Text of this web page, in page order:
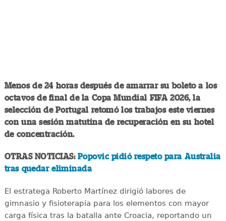
Menos de 24 horas después de amarrar su boleto a los
octavos de final de la Copa Mundial FIFA 2026, la
selección de Portugal retomó los trabajos este viernes
con una sesión matutina de recuperación en su hotel
de concentración.
OTRAS NOTICIAS: Popovic pidió respeto para Australia
tras quedar eliminada
El estratega Roberto Martínez dirigió labores de
gimnasio y fisioterapia para los elementos con mayor
carga física tras la batalla ante Croacia, reportando un